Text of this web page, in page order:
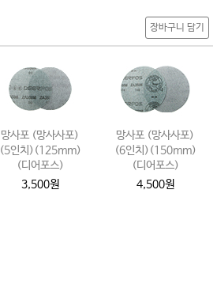
장바구니 담기
망사포 (망사사포)
(5인치)(125mm)
(디어포스)
3,500원
망사포 (망사사포)
(6인치)(150mm)
(디어포스)
4,500원